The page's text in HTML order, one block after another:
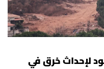
لإحداث خرق في